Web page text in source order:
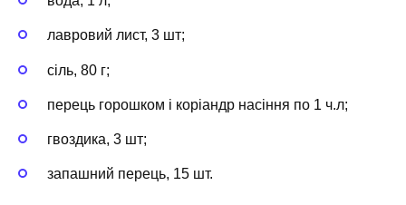
лавровий лист, 3 шт;
сіль, 80 г;
перець горошком і коріандр насіння по 1 ч.л;
гвоздика, 3 шт;
запашний перець, 15 шт.